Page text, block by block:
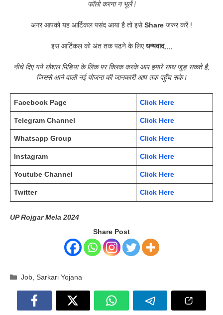
फॉलो करना न भूलें !
अगर आपको यह आर्टिकल पसंद आया है तो इसेShare जरुर करें !
इस आर्टिकल को अंत तक पढने के लिएधन्यवाद,,,,
नीचे दिए गये सोशल मिडिया के लिंक पर क्लिक करके आप हमारे साथ जुड़ सकते है,
जिससे आने वाली नई योजना की जानकारी आप तक पहुँच सके !
Facebook Page Click Here
Telegram Channel Click Here
Whatsapp Group Click Here
Instagram Click Here
Youtube Channel Click Here
Twitter Click Here
UP Rojgar Mela 2024
Share Post
Categories
Job ,Sarkari Yojana